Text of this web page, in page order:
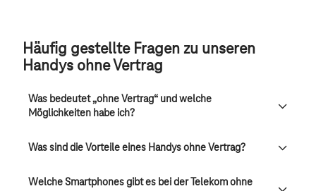
Häufig gestellte Fragen zu unseren
Handys ohne Vertrag
Was bedeutet „ohne Vertrag“ und welche
Möglichkeiten habe ich?
Was sind die Vorteile eines Handys ohne Vertrag?
Welche Smartphones gibt es bei der Telekom ohne